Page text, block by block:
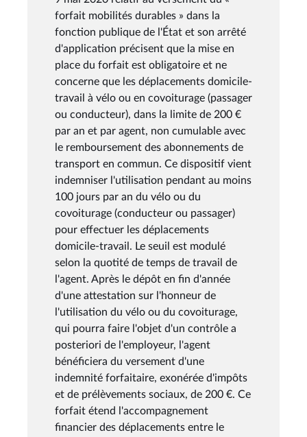
forfait mobilités durables » dans la
fonction publique de l'État et son arrêté
d'application précisent que la mise en
place du forfait est obligatoire et ne
concerne que les déplacements domicile-
travail à vélo ou en covoiturage (passager
ou conducteur), dans la limite de 200 €
par an et par agent, non cumulable avec
le remboursement des abonnements de
transport en commun. Ce dispositif vient
indemniser l'utilisation pendant au moins
100 jours par an du vélo ou du
covoiturage (conducteur ou passager)
pour effectuer les déplacements
domicile-travail. Le seuil est modulé
selon la quotité de temps de travail de
l'agent. Après le dépôt en fin d'année
d'une attestation sur l'honneur de
l'utilisation du vélo ou du covoiturage,
qui pourra faire l'objet d'un contrôle a
posteriori de l'employeur, l'agent
bénéficiera du versement d'une
indemnité forfaitaire, exonérée d'impôts
et de prélèvements sociaux, de 200 €. Ce
forfait étend l'accompagnement
financier des déplacements entre le